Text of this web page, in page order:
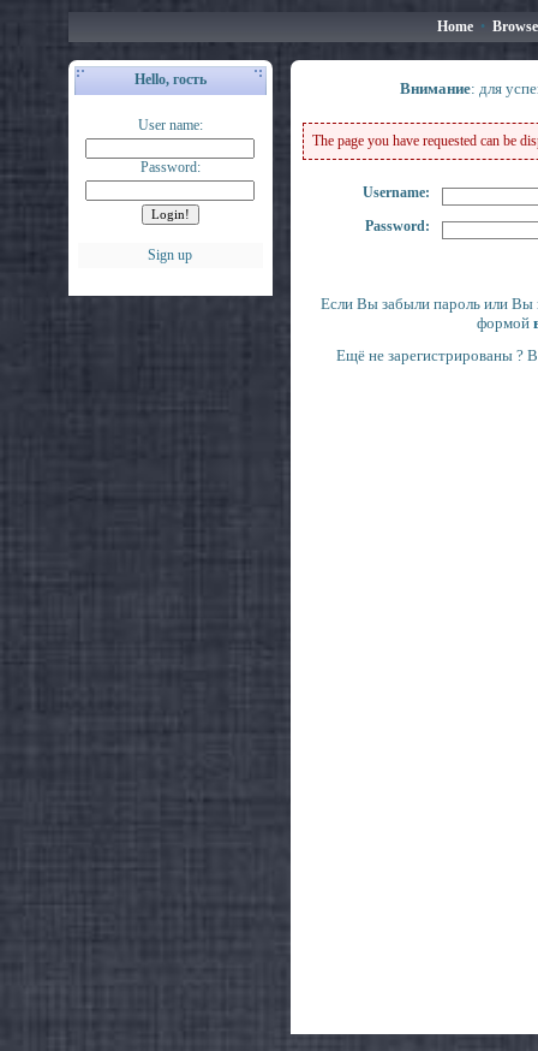
Home • Browse
Hello, гость
User name:
Password:
Sign up
Внимание: для
The page you have requested can be
Username:
Password:
Если Вы забыли пароль или Вы
формой
Ещё не зарегистрированы ?